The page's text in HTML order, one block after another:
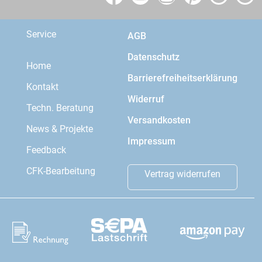
Service
Home
Kontakt
Techn. Beratung
News & Projekte
Feedback
CFK-Bearbeitung
AGB
Datenschutz
Barrierefreiheitserklärung
Widerruf
Versandkosten
Impressum
Vertrag widerrufen